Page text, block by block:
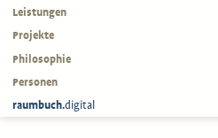
Leistungen
Projekte
Philosophie
Personen
raumbuch.digital